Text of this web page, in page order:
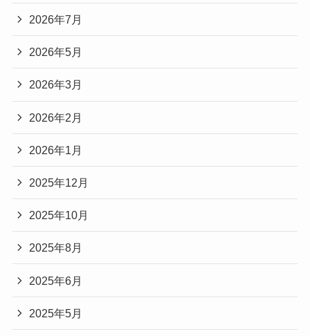
2026年7月
2026年5月
2026年3月
2026年2月
2026年1月
2025年12月
2025年10月
2025年8月
2025年6月
2025年5月